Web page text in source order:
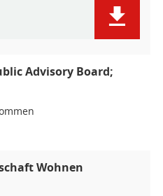
Advisory Board;
Wohnen